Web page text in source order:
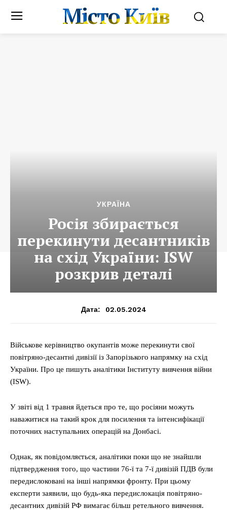
Місто Київ
УКРАЇНА
Росія збирається
перекинути десантників
на схід України: ISW
розкрив деталі
Дата: 02.05.2024
Військове керівництво окупантів може перекинути свої
повітряно-десантні дивізії із Запорізького напрямку на схід
України. Про це пишуть аналітики Інституту вивчення війни
(ISW).
У звіті від 1 травня йдеться про те, що росіяни можуть
наважитися на такий крок для посилення та інтенсифікації
поточних наступальних операцій на Донбасі.
Однак, як повідомляється, аналітики поки що не знайшли
підтвердження того, що частини 76-ї та 7-ї дивізій ПДВ були
передислоковані на інші напрямки фронту. При цьому
експерти заявили, що будь-яка передислокація повітряно-
десантних дивізій РФ вимагає більш ретельного вивчення.